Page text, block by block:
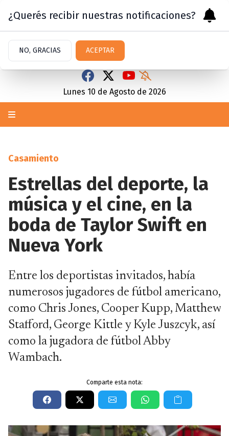
Lunes 10 de Agosto de 2026
Casamiento
Estrellas del deporte, la
música y el cine, en la
boda de Taylor Swift en
Nueva York
Entre los deportistas invitados, había
numerosos jugadores de fútbol americano,
como Chris Jones, Cooper Kupp, Matthew
Stafford, George Kittle y Kyle Juszcyk, así
como la jugadora de fútbol Abby
Wambach.
Comparte esta nota:
¿Querés recibir nuestras notificaciones?
NO, GRACIAS ACEPTAR